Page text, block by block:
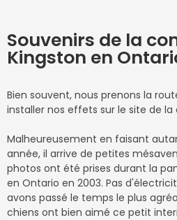
Souvenirs de la
Kingston en
Bien souvent, nous prenons la
installer nos effets sur le site de
Malheureusement en faisant
année, il arrive de petites
photos ont été prises durant la
en Ontario en 2003. Pas
avons passé le temps le plus
chiens ont bien aimé ce petit